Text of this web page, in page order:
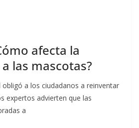
afecta la
las mascotas?
a los ciudadanos a reinventar
expertos advierten que las
a